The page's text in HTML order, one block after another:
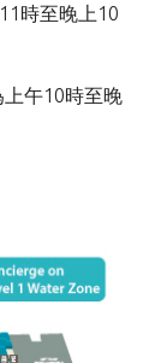
時至晚上10
午10時至晚